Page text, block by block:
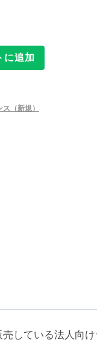
に追加
（新規）
している法人向